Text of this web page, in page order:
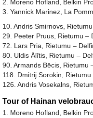
2. Moreno Hofland, Belkin
3. Yannick Marinez, La
10. Andris Smirnovs,
29. Peeter Pruus, Rietumu –
72. Lars Pria, Rietumu –
80. Uldis Ālītis, Rietumu –
90. Armands Bēcis, Rietumu
118. Dmitrij Sorokin,
126. Andris Vosekalns,
Tour of Hainan
1. Moreno Hofland, Belkin